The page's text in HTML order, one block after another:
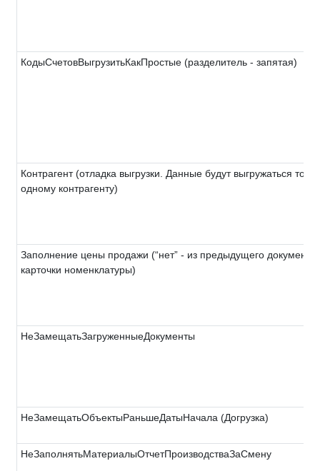
КодыСчетовВыгрузитьКакПростые (разделитель - запятая)
Контрагент (отладка выгрузки. Данные будут выгружаться
одному контрагенту)
Заполнение цены продажи (“нет” - из предыдущего документа,
карточки номенклатуры)
НеЗамещатьЗагруженныеДокументы
НеЗамещатьОбъектыРаньшеДатыНачала (Догрузка)
НеЗаполнятьМатериалыОтчетПроизводстваЗаСмену